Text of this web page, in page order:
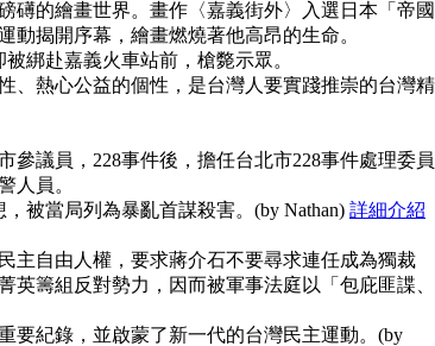
礡的繪畫世界。畫作〈嘉義街外〉入選日本「帝國
動揭開序幕，繪畫燃燒著他高昂的生命。
綁赴嘉義火車站前，槍斃示眾。
、熱心公益的個性，是台灣人要實踐推崇的台灣精
參議員，228事件後，擔任台北市228事件處理委員
人員。
被當局列為暴亂首謀殺害。(by Nathan) 詳細介紹
主自由人權，要求蔣介石不要尋求連任成為獨裁
籌組反對勢力，因而被軍事法庭以「包庇匪諜、
要紀錄，並啟蒙了新一代的台灣民主運動。(by